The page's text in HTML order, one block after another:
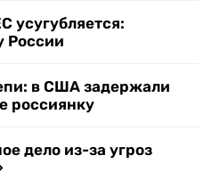
усугубляется:
России
в США задержали
россиянку
дело из-за угроз